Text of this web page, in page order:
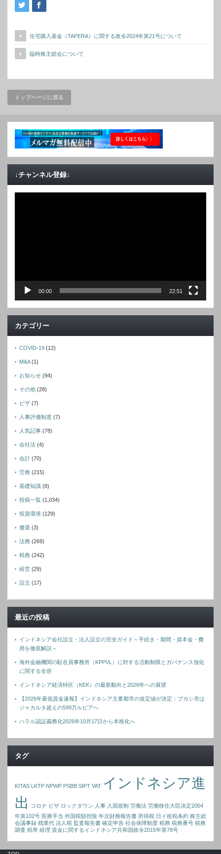
住宅購入基金（TAPERA）に関する政令2024年第21号について
臨時株主総会について
トップページに戻る
↓チャンネル登録↓
00:00 22:51
カテゴリー
COVID-19 (12)
M&A(1)
お知らせ (94)
その他 (28)
ビザ (7)
人事評価制度 (7)
人気記事 (78)
会社法 (4)
会計 (70)
労務 (215)
基礎知識 (8)
投稿一覧 (1,034)
投資環境 (129)
撤退 (3)
法務 (269)
税務 (242)
経営 (29)
設立 (17)
最近の投稿
インドネシア会社設立・法人設立の完全ガイド～手続き・期間・資本金・費
用を徹底解説～
海外金融機関の駐在員事務所（KPPVL）に対する活動制限とガバナンス強化
に関する全容
インドネシア経済特区（KEK）の最新動向と2026年への展望
【2026年最低賃金速報】インドネシア主要都市の改定値が決定：ブカシ市は
ジャカルタ超えの599万ルピアへ
ハラル認証義務化2026年10月17日から本格化へ
タグ
KITAS LKTP NPWP PSBB SIPT VAT インドネシア進
出
コロナ ビザ ロックダウン 人事 入国規制 労働法 労働移住大臣決定2004
年第102号 医療手当 外国税額控除 年次財務報告書 所得税 日イ租税条約 株主総
会議事録 残業代 法人税 監査報告書 確定申告 社会保障制度 税務 税務番号 税務
調査 税率 経理 賃金に関するインドネシア共和国政令2015年第78号